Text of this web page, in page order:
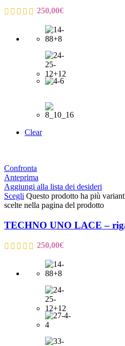
250,00€
Clear
Confronta
Anteprima
Aggiungi alla lista dei desideri
Scegli Questo prodotto ha più
scelte nella pagina del prodotto
TECHNO UNO LACE –
250,00€